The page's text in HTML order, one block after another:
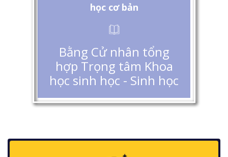
học cơ bản
Bằng Cử nhân tổng
hợp Trọng tâm Khoa
học sinh học - Sinh học